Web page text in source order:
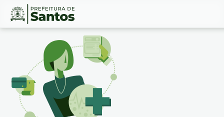
Ir
Conteúdo